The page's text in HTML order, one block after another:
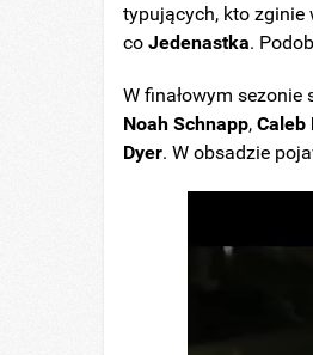
typujących, kto zginie
coJedenastka.
W finałowym sezonie
Noah Schnapp,Caleb
Dyer. W obsadzie